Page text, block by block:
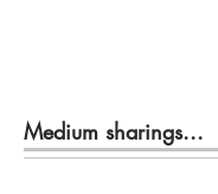
Medium sharings...